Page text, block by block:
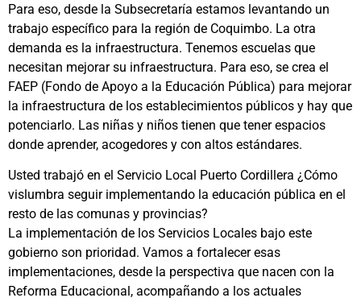
Para eso, desde la Subsecretaría estamos levantando un
trabajo específico para la región de Coquimbo. La otra
demanda es la infraestructura. Tenemos escuelas que
necesitan mejorar su infraestructura. Para eso, se crea el
FAEP (Fondo de Apoyo a la Educación Pública) para mejorar
la infraestructura de los establecimientos públicos y hay que
potenciarlo. Las niñas y niños tienen que tener espacios
donde aprender, acogedores y con altos estándares.
Usted trabajó en el Servicio Local Puerto Cordillera ¿Cómo
vislumbra seguir implementando la educación pública en el
resto de las comunas y provincias?
La implementación de los Servicios Locales bajo este
gobierno son prioridad. Vamos a fortalecer esas
implementaciones, desde la perspectiva que nacen con la
Reforma Educacional, acompañando a los actuales